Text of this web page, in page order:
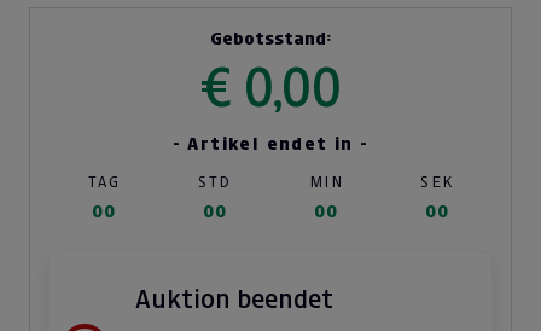
Gebotsstand:
€ 0,00
- Artikel endet in -
TAG STD MIN SEK
00 00 00 00
Auktion beendet